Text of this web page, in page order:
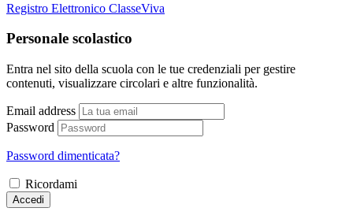
Registro Elettronico ClasseViva
Personale scolastico
Entra nel sito della scuola con le tue credenziali per gestire
contenuti, visualizzare circolari e altre funzionalità.
Email address
Password
Password dimenticata?
Ricordami
Accedi